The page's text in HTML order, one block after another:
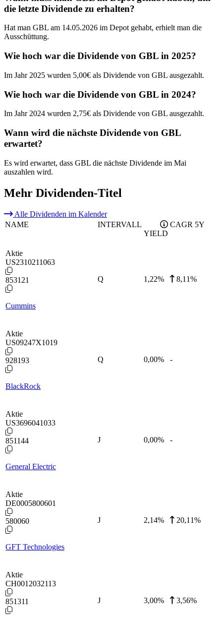
die letzte Dividende zu erhalten?
Hat man GBL am 14.05.2026 im Depot gehabt, erhielt man die
Ausschüttung.
Wie hoch war die Dividende von GBL in 2025?
Im Jahr 2025 wurden 5,00€ als Dividende von GBL ausgezahlt.
Wie hoch war die Dividende von GBL in 2024?
Im Jahr 2024 wurden 2,75€ als Dividende von GBL ausgezahlt.
Wann wird die nächste Dividende von GBL
erwartet?
Es wird erwartet, dass GBL die nächste Dividende im Mai
auszahlen wird.
Mehr Dividenden-Titel
Alle Dividenden im Kalender
NAME
INTERVALL
YIELD
CAGR 5Y
Aktie
US2310211063
853121
Cummins
Q 1,22% 8,11%
Aktie
US09247X1019
928193
BlackRock
Q 0,00% -
Aktie
US3696041033
851144
General Electric
J 0,00% -
Aktie
DE0005800601
580060
GFT Technologies
J 2,14% 20,11%
Aktie
CH0012032113
851311 J 3,00% 3,56%